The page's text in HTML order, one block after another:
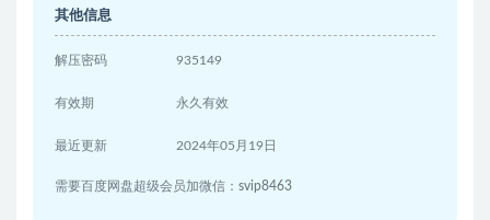
其他信息
解压密码 935149
有效期 永久有效
最近更新 2024年05月19日
需要百度网盘超级会员加微信：svip8463